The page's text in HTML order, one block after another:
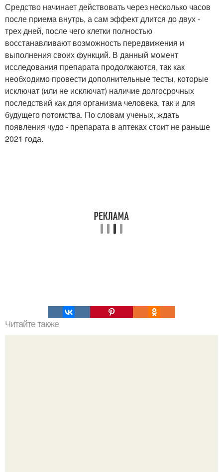
Средство начинает действовать через несколько часов
после приема внутрь, а сам эффект длится до двух -
трех дней, после чего клетки полностью
восстанавливают возможность передвижения и
выполнения своих функций. В данный момент
исследования препарата продолжаются, так как
необходимо провести дополнительные тесты, которые
исключат (или не исключат) наличие долгосрочных
последствий как для организма человека, так и для
будущего потомства. По словам ученых, ждать
появления чудо - препарата в аптеках стоит не раньше
2021 года.
Читайте также